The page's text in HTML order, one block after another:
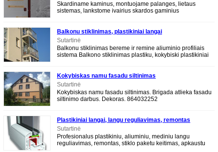
Skardiname kaminus, montuojame palanges, lietaus
sistemas, lankstome ivairius skardos gaminius
Balkonu stiklinimas, plastikiniai langai
Sutartinė
Balkonu stiklinimas bereme ir remine aliuminio profiliais
sistema Balkono stiklinimas plastiku, kokybiski plastikiniai
Kokybiskas namu fasadu siltinimas
Sutartinė
Kokybiskas namu fasadu siltinimas. Brigada atlieka fasadu
siltinimo darbus. Dekoras. 864032252
Plastikiniai langai, langu reguliavimas, remontas
Sutartinė
Profesionalus plastikiniu, aliuminiu, mediniu langu
reguliavimas, remontas, stiklo paketu keitimas, apkaustu